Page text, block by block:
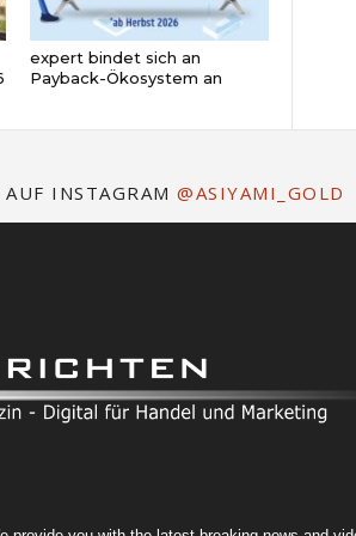
expert bindet sich an
Payback-Ökosystem an
INSTAGRAM @ASIYAMI_GOLD